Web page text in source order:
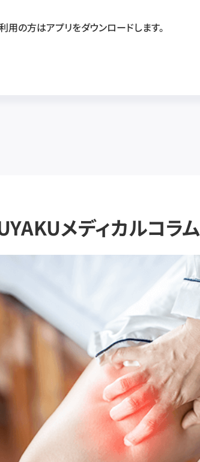
用の方はアプリをダウンロードします。
メディカルコラム